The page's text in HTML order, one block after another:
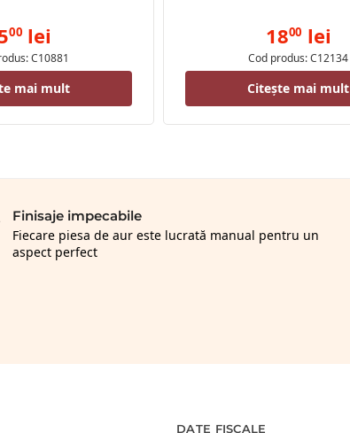
00 lei
C10881
mai mult
1800 lei
Cod produs: C12134
Citește mai mult
Finisaje impecabile
Fiecare piesa de aur este lucrată manual pentru un
aspect perfect
DATE FISCALE